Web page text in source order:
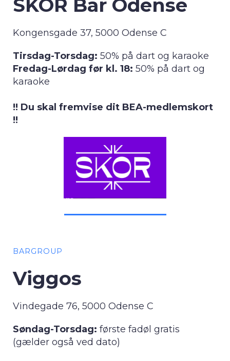
SKOR Bar Odense
Kongensgade 37, 5000 Odense C
Tirsdag-Torsdag: 50% på dart og karaoke
Fredag-Lørdag før kl. 18: 50% på dart og
karaoke
!! Du skal fremvise dit BEA-medlemskort
!!
BARGROUP
Viggos
Vindegade 76, 5000 Odense C
Søndag-Torsdag: første fadøl gratis
(gælder også ved dato)